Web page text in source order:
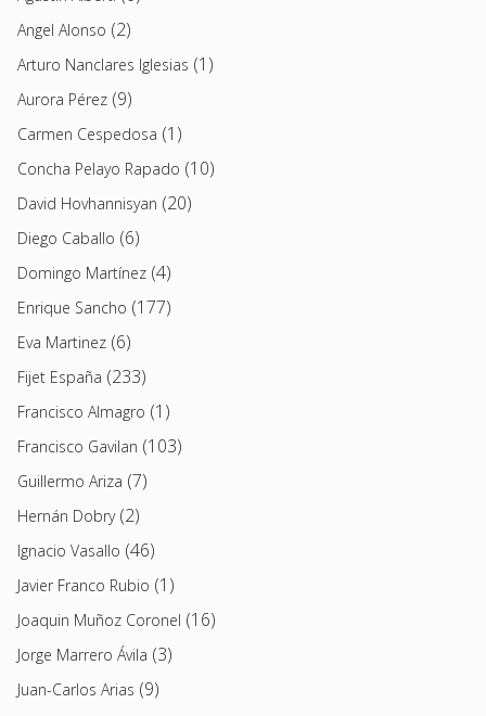
Angel Alonso (2)
Arturo Nanclares Iglesias (1)
Aurora Pérez (9)
Carmen Cespedosa (1)
Concha Pelayo Rapado (10)
David Hovhannisyan (20)
Diego Caballo (6)
Domingo Martínez (4)
Enrique Sancho (177)
Eva Martinez (6)
Fijet España (233)
Francisco Almagro (1)
Francisco Gavilan (103)
Guillermo Ariza (7)
Hernán Dobry(2)
Ignacio Vasallo (46)
Javier Franco Rubio (1)
Joaquin Muñoz Coronel (16)
Jorge Marrero Ávila (3)
Juan-Carlos Arias (9)